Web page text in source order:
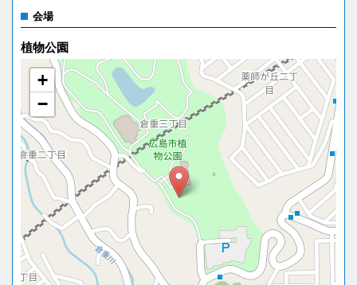
会場
植物公園
+
−